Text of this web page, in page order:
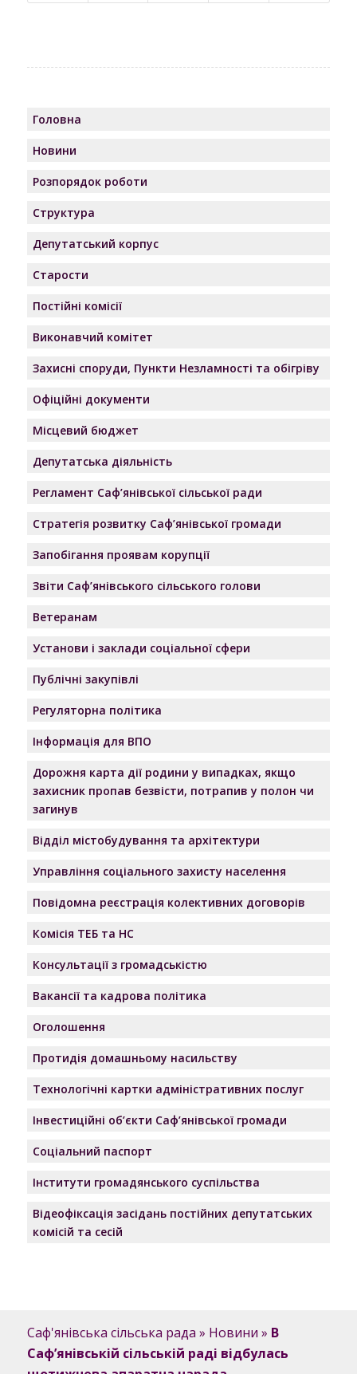
Головна
Новини
Розпорядок роботи
Структура
Депутатський корпус
Старости
Постійні комісії
Виконавчий комітет
Захисні споруди, Пункти Незламності та обігріву
Офіційні документи
Місцевий бюджет
Депутатська діяльність
Регламент Саф’янівської сільської ради
Стратегія розвитку Саф’янівської громади
Запобігання проявам корупції
Звіти Саф’янівського сільського голови
Ветеранам
Установи і заклади соціальної сфери
Публічні закупівлі
Регуляторна політика
Інформація для ВПО
Дорожня карта дії родини у випадках, якщо
захисник пропав безвісти, потрапив у полон чи
загинув
Відділ містобудування та архітектури
Управління соціального захисту населення
Повідомна реєстрація колективних договорів
Комісія ТЕБ та НС
Консультації з громадськістю
Вакансії та кадрова політика
Оголошення
Протидія домашньому насильству
Технологічні картки адміністративних послуг
Інвестиційні об’єкти Саф’янівської громади
Соціальний паспорт
Інститути громадянського суспільства
Відеофіксація засідань постійних депутатських
комісій та сесій
Саф'янівська сільська рада » Новини » В
Сафʼянівській сільській раді відбулась